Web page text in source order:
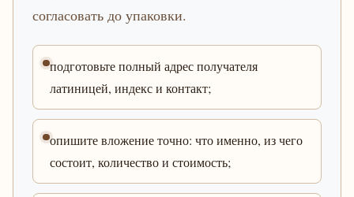
согласовать до упаковки.
подготовьте полный адрес получателя
латиницей, индекс и контакт;
опишите вложение точно: что именно, из чего
состоит, количество и стоимость;